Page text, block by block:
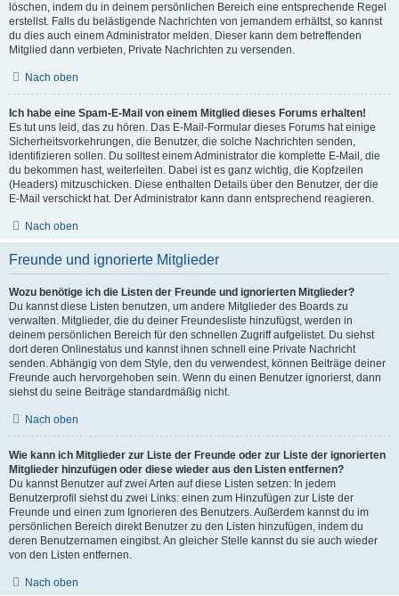
löschen, indem du in deinem persönlichen Bereich eine entsprechende Regel
erstellst. Falls du belästigende Nachrichten von jemandem erhältst, so kannst
du dies auch einem Administrator melden. Dieser kann dem betreffenden
Mitglied dann verbieten, Private Nachrichten zu versenden.
Nach oben
Ich habe eine Spam-E-Mail von einem Mitglied dieses Forums erhalten!
Es tut uns leid, das zu hören. Das E-Mail-Formular dieses Forums hat einige
Sicherheitsvorkehrungen, die Benutzer, die solche Nachrichten senden,
identifizieren sollen. Du solltest einem Administrator die komplette E-Mail, die
du bekommen hast, weiterleiten. Dabei ist es ganz wichtig, die Kopfzeilen
(Headers) mitzuschicken. Diese enthalten Details über den Benutzer, der die
E-Mail verschickt hat. Der Administrator kann dann entsprechend reagieren.
Nach oben
Freunde und ignorierte Mitglieder
Wozu benötige ich die Listen der Freunde und ignorierten Mitglieder?
Du kannst diese Listen benutzen, um andere Mitglieder des Boards zu
verwalten. Mitglieder, die du deiner Freundesliste hinzufügst, werden in
deinem persönlichen Bereich für den schnellen Zugriff aufgelistet. Du siehst
dort deren Onlinestatus und kannst ihnen schnell eine Private Nachricht
senden. Abhängig von dem Style, den du verwendest, können Beiträge deiner
Freunde auch hervorgehoben sein. Wenn du einen Benutzer ignorierst, dann
siehst du seine Beiträge standardmäßig nicht.
Nach oben
Wie kann ich Mitglieder zur Liste der Freunde oder zur Liste der ignorierten
Mitglieder hinzufügen oder diese wieder aus den Listen entfernen?
Du kannst Benutzer auf zwei Arten auf diese Listen setzen: In jedem
Benutzerprofil siehst du zwei Links: einen zum Hinzufügen zur Liste der
Freunde und einen zum Ignorieren des Benutzers. Außerdem kannst du im
persönlichen Bereich direkt Benutzer zu den Listen hinzufügen, indem du
deren Benutzernamen eingibst. An gleicher Stelle kannst du sie auch wieder
von den Listen entfernen.
Nach oben